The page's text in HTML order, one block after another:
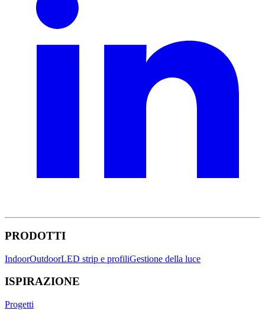
PRODOTTI
IndoorOutdoorLED strip e profiliGestione della luce
ISPIRAZIONE
Progetti